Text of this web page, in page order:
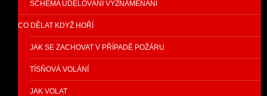
SCHÉMA UDĚLOVÁNÍ VYZNAMENÁNÍ
CO DĚLAT KDYŽ HOŘÍ
JAK SE ZACHOVAT V PŘÍPADĚ POŽÁRU
TÍSŇOVÁ VOLÁNÍ
JAK VOLAT